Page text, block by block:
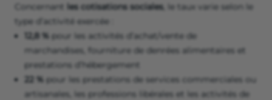
Concernant les cotisations sociales, le taux varie selon le
type d’activité exercée :
12,8 % pour les activités d’achat/vente de
marchandises, fourniture de denrées alimentaires et
prestations d’hébergement
22 % pour les prestations de services commerciales ou
artisanales, les professions libérales et les activités de